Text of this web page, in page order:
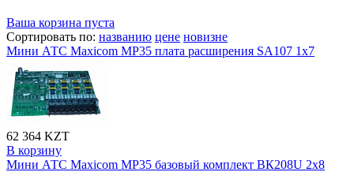
Ваша корзина пуста
Сортировать по: названию цене новизне
Мини АТС Maxicom MP35 плата расширения SA107 1x7
62 364 KZT
В корзину
Мини АТС Maxicom MP35 базовый комплект ВК208U 2х8